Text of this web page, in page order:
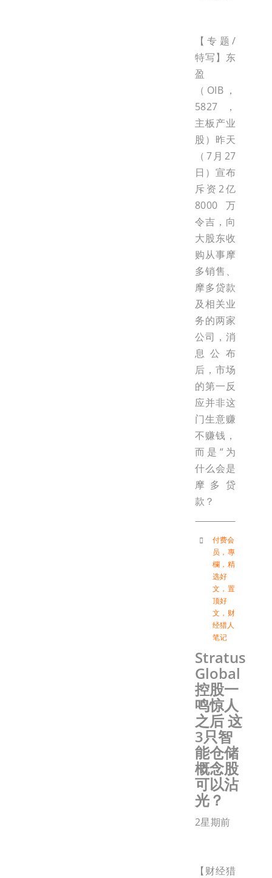
【专题/
特写】东
盈
（OIB，
5827，
主板产业
股）昨天
（7月27
日）宣布
斥资2亿
8000万
令吉，向
大股东收
购从事摩
多销售、
摩多贷款
及相关业
务的两家
公司，消
息公布
后，市场
的第一反
应并非这
门生意赚
不赚钱，
而是“为
什么会是
摩多贷
款？
付费会
员 ， 專
欄 ， 精
选好
文 ， 置
顶好
文 ， 财
经猎人
笔记
Stratus
Global
控股一
鸣惊人
之后 这
3只智
能仓储
概念股
可以沾
光？
2星期前
【财经猎